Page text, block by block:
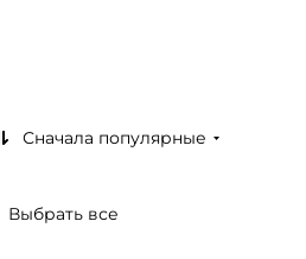
Сначала популярные
Выбрать все